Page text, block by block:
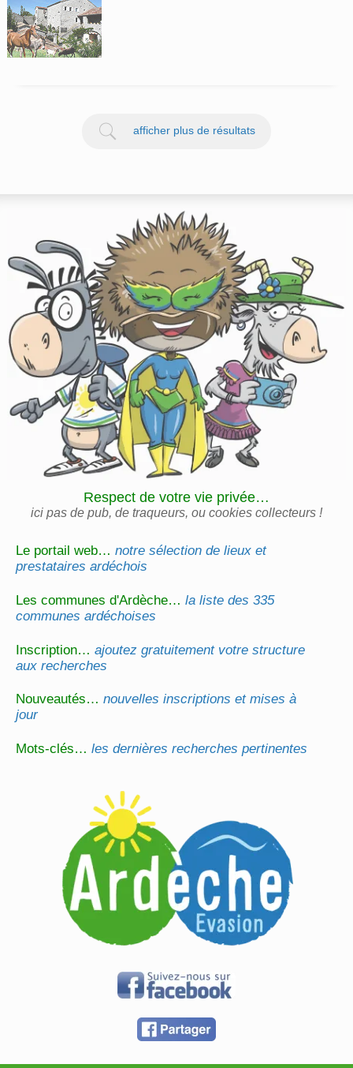
afficher plus de résultats
Le portail web…notre sélection de lieux et
prestataires ardéchois
Les communes d'Ardèche…la liste des 335
communes ardéchoises
Inscription…ajoutez gratuitement votre structure
aux recherches
Nouveautés…nouvelles inscriptions et mises à
jour
Mots-clés…les dernières recherches pertinentes
Respect de votre vie privée…
ici pas de pub, de traqueurs, ou cookies collecteurs !